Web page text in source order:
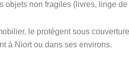
objets non fragiles (livres, linge
le protègent sous
à Niort ou dans ses environs.